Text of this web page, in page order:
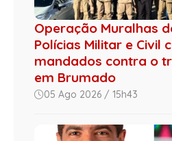
Operação Muralhas
Polícias Militar e Civil
mandados contra o
em Brumado
05 Ago 2026 / 15h43